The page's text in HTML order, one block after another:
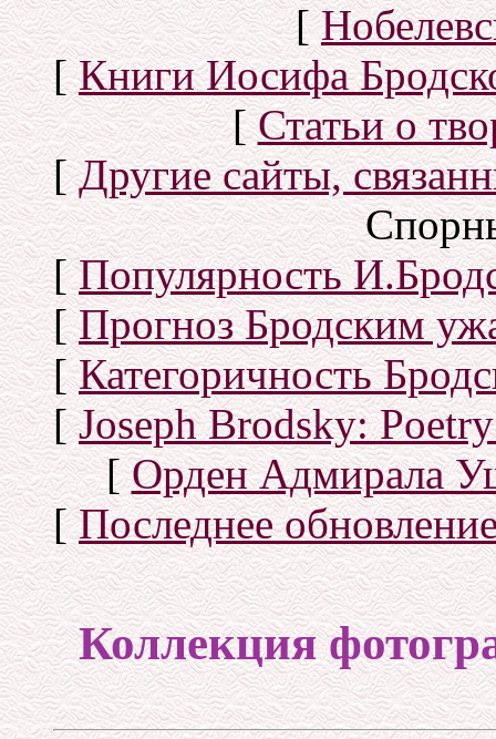
[
[Книги Иосифа
[Статьи о
[Другие сайты,
[Популярность
[Прогноз Бродским
[Категоричность
[Joseph Brodsky:
[Орден Адмирала
[Последнее
Коллекция